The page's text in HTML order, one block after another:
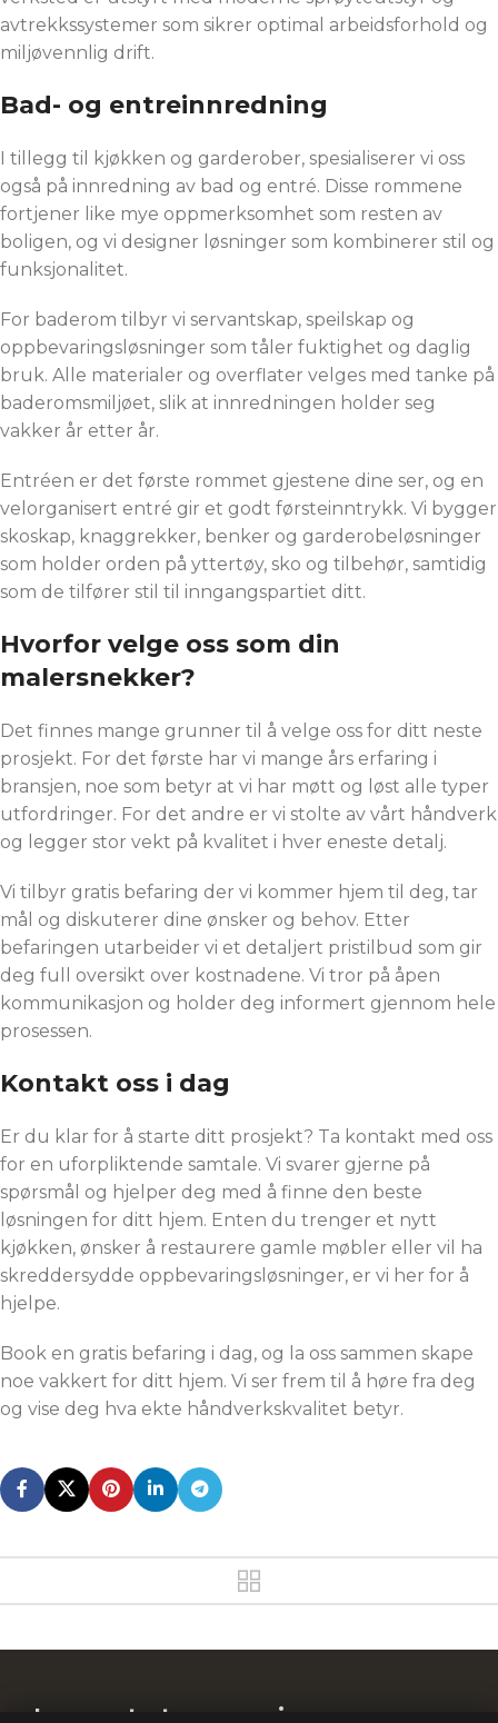
avtrekkssystemer som sikrer optimal arbeidsforhold og
miljøvennlig drift.
Bad- og entreinnredning
I tillegg til kjøkken og garderober, spesialiserer vi oss
også på innredning av bad og entré. Disse rommene
fortjener like mye oppmerksomhet som resten av
boligen, og vi designer løsninger som kombinerer stil og
funksjonalitet.
For baderom tilbyr vi servantskap, speilskap og
oppbevaringsløsninger som tåler fuktighet og daglig
bruk. Alle materialer og overflater velges med tanke på
baderomsmiljøet, slik at innredningen holder seg
vakker år etter år.
Entréen er det første rommet gjestene dine ser, og en
velorganisert entré gir et godt førsteinntrykk. Vi bygger
skoskap, knaggrekker, benker og garderobeløsninger
som holder orden på yttertøy, sko og tilbehør, samtidig
som de tilfører stil til inngangspartiet ditt.
Hvorfor velge oss som din
malersnekker?
Det finnes mange grunner til å velge oss for ditt neste
prosjekt. For det første har vi mange års erfaring i
bransjen, noe som betyr at vi har møtt og løst alle typer
utfordringer. For det andre er vi stolte av vårt håndverk
og legger stor vekt på kvalitet i hver eneste detalj.
Vi tilbyr gratis befaring der vi kommer hjem til deg, tar
mål og diskuterer dine ønsker og behov. Etter
befaringen utarbeider vi et detaljert pristilbud som gir
deg full oversikt over kostnadene. Vi tror på åpen
kommunikasjon og holder deg informert gjennom hele
prosessen.
Kontakt oss i dag
Er du klar for å starte ditt prosjekt? Ta kontakt med oss
for en uforpliktende samtale. Vi svarer gjerne på
spørsmål og hjelper deg med å finne den beste
løsningen for ditt hjem. Enten du trenger et nytt
kjøkken, ønsker å restaurere gamle møbler eller vil ha
skreddersydde oppbevaringsløsninger, er vi her for å
hjelpe.
Book en gratis befaring i dag, og la oss sammen skape
noe vakkert for ditt hjem. Vi ser frem til å høre fra deg
og vise deg hva ekte håndverkskvalitet betyr.
La oss starte oppussingen av